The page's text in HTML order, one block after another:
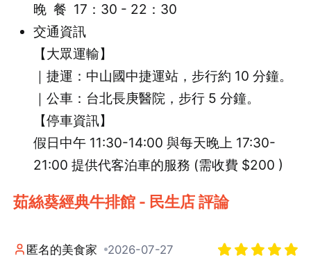
晚 餐 17：30 - 22：30
交通資訊
【大眾運輸】
｜捷運：中山國中捷運站，步行約 10 分鐘。
｜公車：台北長庚醫院，步行 5 分鐘。
【停車資訊】
假日中午 11:30-14:00 與每天晚上 17:30-
21:00 提供代客泊車的服務 (需收費 $200 )
茹絲葵經典牛排館 - 民生店 評論
匿名的美食家 2026-07-27